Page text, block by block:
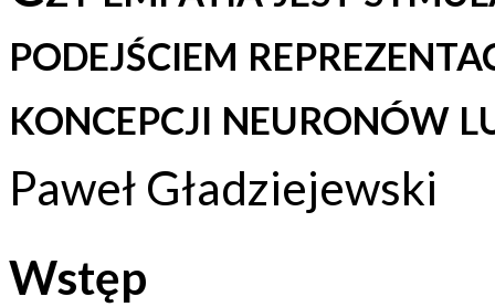
podejściem
koncepcji neuronów
Paweł Gładziejewski
Wstęp